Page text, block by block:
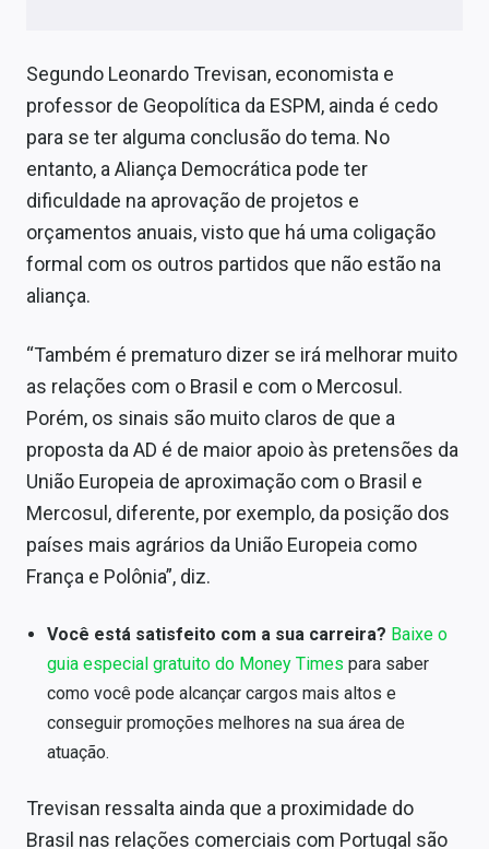
Conteúdo de Marca
Sobre
Expediente
Contato
Segundo Leonardo Trevisan, economista e
professor de Geopolítica da ESPM, ainda é cedo
para se ter alguma conclusão do tema. No
entanto, a Aliança Democrática pode ter
dificuldade na aprovação de projetos e
orçamentos anuais, visto que há uma coligação
formal com os outros partidos que não estão na
aliança.
“Também é prematuro dizer se irá melhorar muito
as relações com o Brasil e com o Mercosul.
Porém, os sinais são muito claros de que a
proposta da AD é de maior apoio às pretensões da
União Europeia de aproximação com o Brasil e
Mercosul, diferente, por exemplo, da posição dos
países mais agrários da União Europeia como
França e Polônia”, diz.
Você está satisfeito com a sua carreira? Baixe o
guia especial gratuito do Money Timespara saber
como você pode alcançar cargos mais altos e
conseguir promoções melhores na sua área de
atuação.
Trevisan ressalta ainda que a proximidade do
Brasil nas relações comerciais com Portugal são